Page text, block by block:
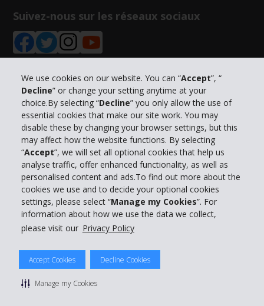
We use cookies on our website. You can “Accept”, “
Decline” or change your setting anytime at your
choice.By selecting “Decline” you only allow the use of
essential cookies that make our site work. You may
disable these by changing your browser settings, but this
may affect how the website functions. By selecting
“Accept”, we will set all optional cookies that help us
analyse traffic, offer enhanced functionality, as well as
personalised content and ads.To find out more about the
cookies we use and to decide your optional cookies
settings, please select “Manage my Cookies”. For
information about how we use the data we collect,
please visit our Privacy Policy
Accept Cookies Decline Cookies
Manage my Cookies
Suivez-nous sur les réseaux sociaux
Informations sur l'entreprise
Entreprise
Support client
Réserver avec Hertz
Politique de confidentialité
Conditions de location
Gérer mes cookies